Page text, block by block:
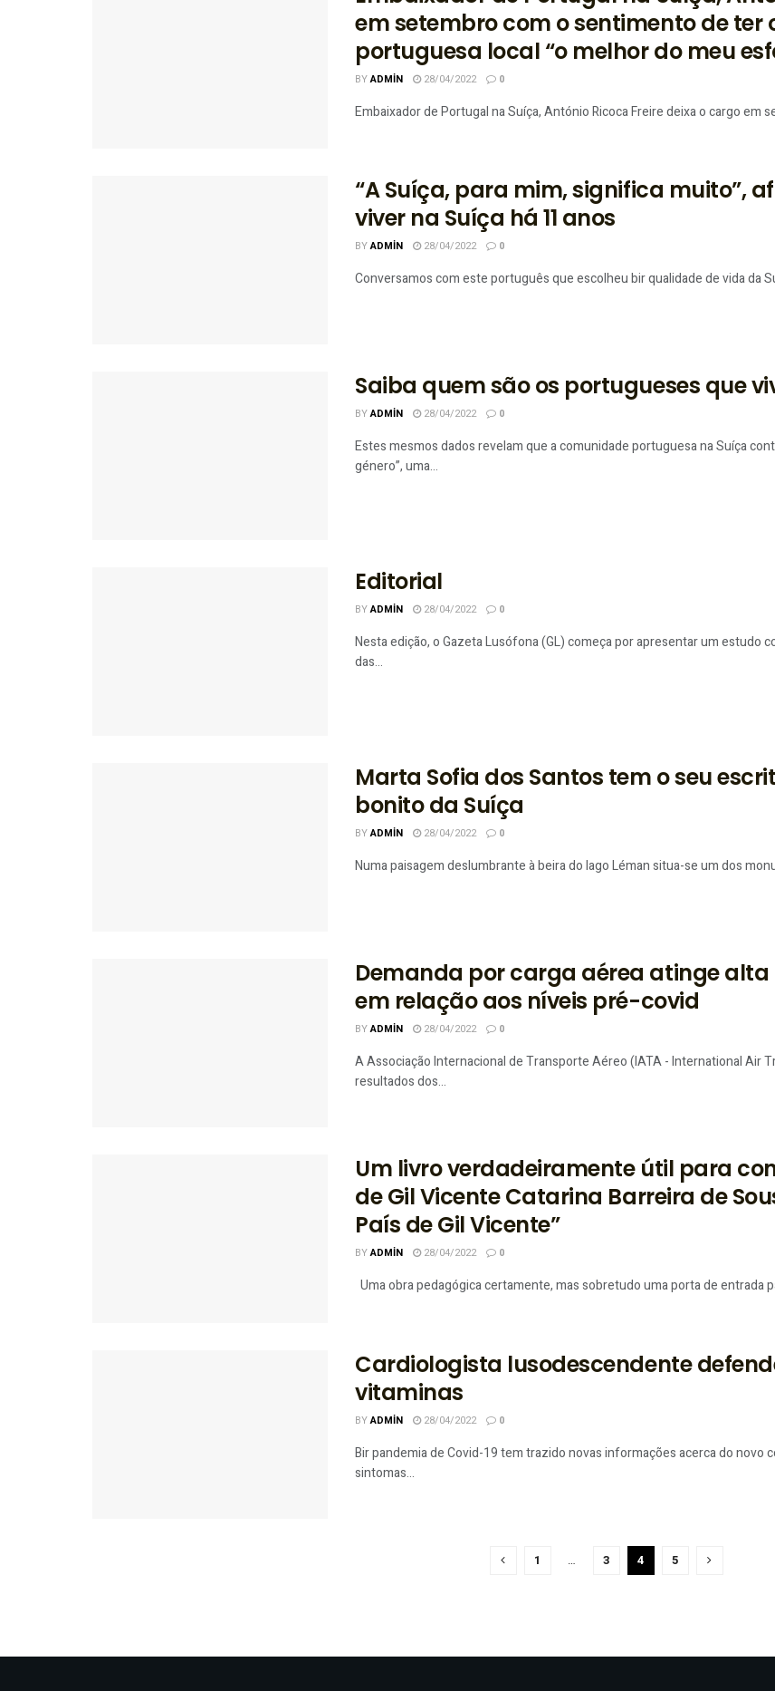
em setembro com o sentimento de
portuguesa local “o melhor do meu
BYADMIN 28/04/2022 0
Embaixador de Portugal na Suíça, António Ricoca Freire deixa o cargo
“A Suíça, para mim, significa muito”,
viver na Suíça há 11 anos
BYADMIN 28/04/2022 0
Conversamos com este português que escolheu bir qualidade de vida da
Saiba quem são os portugueses que
BYADMIN 28/04/2022 0
Estes mesmos dados revelam que a comunidade portuguesa na Suíça
género”, uma...
Editorial
BYADMIN 28/04/2022 0
Nesta edição, o Gazeta Lusófona (GL) começa por apresentar um estudo
das...
Marta Sofia dos Santos tem o seu
bonito da Suíça
BYADMIN 28/04/2022 0
Numa paisagem deslumbrante à beira do lago Léman situa-se um dos
Demanda por carga aérea atinge
em relação aos níveis pré-covid
BYADMIN 28/04/2022 0
A Associação Internacional de Transporte Aéreo (IATA - International Air
resultados dos...
Um livro verdadeiramente útil para
de Gil Vicente Catarina Barreira de
País de Gil Vicente”
BYADMIN 28/04/2022 0
Uma obra pedagógica certamente, mas sobretudo uma porta de entrada
Cardiologista lusodescendente
vitaminas
BYADMIN 28/04/2022 0
Bir pandemia de Covid-19 tem trazido novas informações acerca do novo
sintomas...
1 … 3 4 5